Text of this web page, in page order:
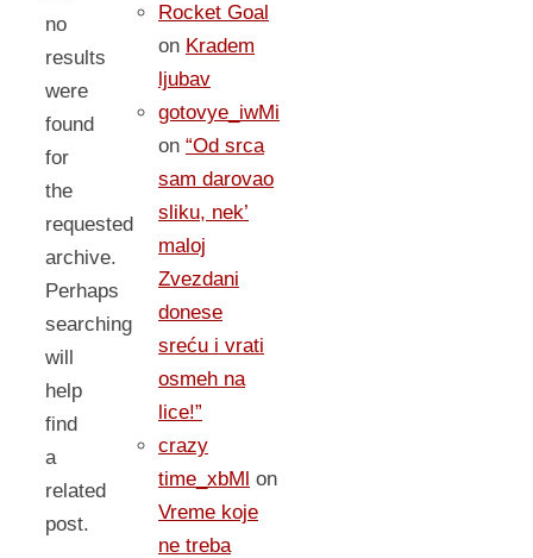
no
results
were
found
for
the
requested
archive.
Perhaps
searching
will
help
find
a
related
post.
Rocket Goal
on Kradem
ljubav
gotovye_iwMi
on “Od srca
sam darovao
sliku, nek’
maloj
Zvezdani
donese
sreću i vrati
osmeh na
lice!”
crazy
time_xbMl on
Vreme koje
ne treba